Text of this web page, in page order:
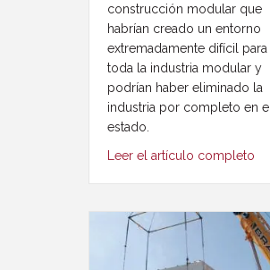
construcción modular que
habrían creado un entorno
extremadamente difícil para
toda la industria modular y
podrían haber eliminado la
industria por completo en el
estado.
Leer el artículo completo